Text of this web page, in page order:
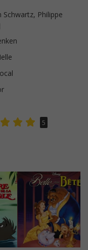
Schwartz, Philippe
5